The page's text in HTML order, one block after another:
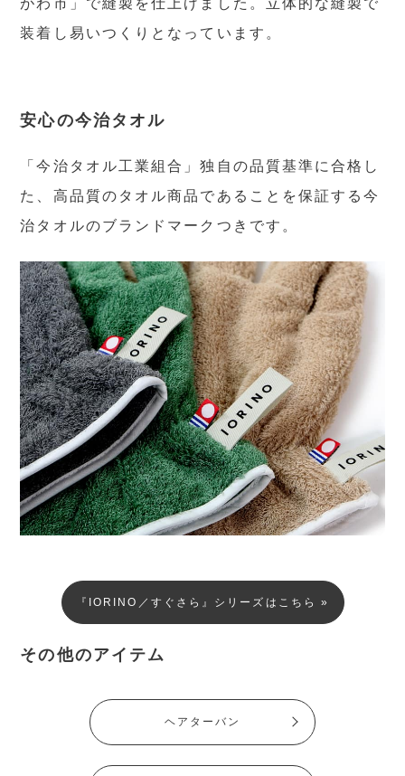
がわ市」で縫製を仕上げました。立体的な縫製で
装着し易いつくりとなっています。
安心の今治タオル
「今治タオル工業組合」独自の品質基準に合格し
た、高品質のタオル商品であることを保証する今
治タオルのブランドマークつきです。
『IORINO／すぐさら』シリーズはこちら »
その他のアイテム
ヘアターバン